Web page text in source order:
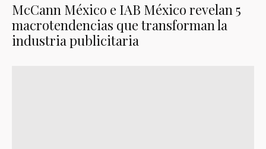
McCann México e IAB México revelan 5
macrotendencias que transforman la
industria publicitaria